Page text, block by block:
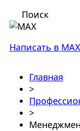
Поиск
Написать в MAX
Главная
>
>